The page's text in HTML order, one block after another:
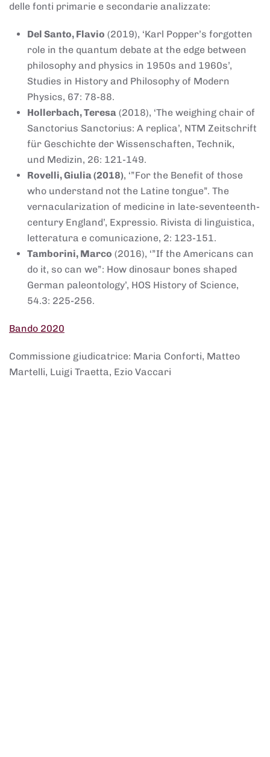
delle fonti primarie e secondarie analizzate:
Del Santo, Flavio (2019), ‘Karl Popper’s forgotten
role in the quantum debate at the edge between
philosophy and physics in 1950s and 1960s’,
Studies in History and Philosophy of Modern
Physics, 67: 78-88.
Hollerbach, Teresa (2018), ‘The weighing chair of
Sanctorius Sanctorius: A replica’, NTM Zeitschrift
für Geschichte der Wissenschaften, Technik,
und Medizin, 26: 121-149.
Rovelli, Giulia (2018), ‘”For the Benefit of those
who understand not the Latine tongue”. The
vernacularization of medicine in late-seventeenth-
century England’, Expressio. Rivista di linguistica,
letteratura e comunicazione, 2: 123-151.
Tamborini, Marco (2016), ‘”If the Americans can
do it, so can we”: How dinosaur bones shaped
German paleontology’, HOS History of Science,
54.3: 225-256.
Bando 2020
Commissione giudicatrice: Maria Conforti, Matteo
Martelli, Luigi Traetta, Ezio Vaccari